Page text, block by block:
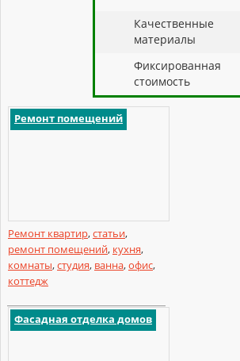
Качественные
материалы
Фиксированная
стоимость
Ремонт помещений
Ремонт квартир,статьи,
ремонт помещений, кухня,
комнаты,студия, ванна,офис,
коттедж
Фасадная отделка домов